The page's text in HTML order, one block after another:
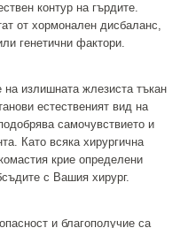
контур на гърдите.
от хормонален дисбаланс,
генетични фактори.
излишната жлезиста тъкан
естественият вид на
самочувствието и
Като всяка хирургична
крие определени
с Вашия хирург.
и благополучие са